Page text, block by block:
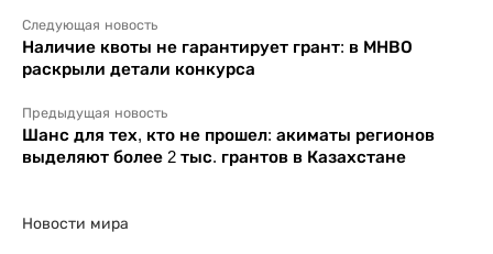
Следующая новость
Наличие квоты не гарантирует грант: в МНВО
раскрыли детали конкурса
Предыдущая новость
Шанс для тех, кто не прошел: акиматы регионов
выделяют более 2 тыс. грантов в Казахстане
Новости мира